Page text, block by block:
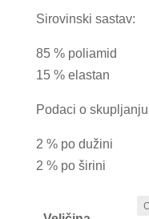
Sirovinski sastav:
85 % poliamid
15 % elastan
Podaci o
2 % po dužini
2 % po širini